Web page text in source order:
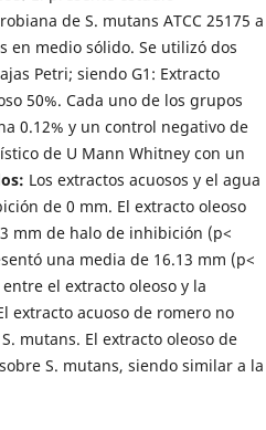
de S. mutans ATCC 25175 a
en medio sólido. Se utilizó dos
Petri; siendo G1: Extracto
50%. Cada uno de los grupos
0.12% y un control negativo de
de U Mann Whitney con un
Los extractos acuosos y el agua
de 0 mm. El extracto oleoso
mm de halo de inhibición (p<
una media de 16.13 mm (p<
el extracto oleoso y la
extracto acuoso de romero no
mutans. El extracto oleoso de
S. mutans, siendo similar a la